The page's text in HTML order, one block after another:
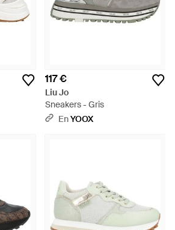
117 €
Liu Jo
Sneakers - Gris
EnYOOX